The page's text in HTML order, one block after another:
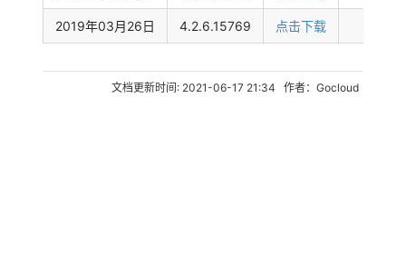
2019年03月26日 4.2.6.15769 点击下载
文档更新时间: 2021-06-17 21:34 作者：Gocloud